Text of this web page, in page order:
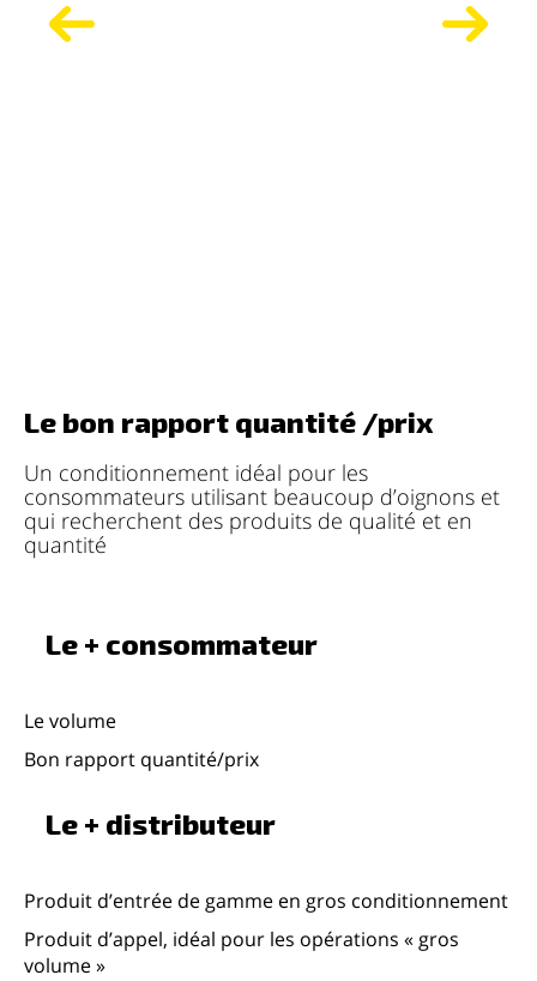
Le bon rapport quantité /prix
Un conditionnement idéal pour les
consommateurs utilisant beaucoup d’oignons et
qui recherchent des produits de qualité et en
quantité
Le + consommateur
Le volume
Bon rapport quantité/prix
Le + distributeur
Produit d’entrée de gamme en gros conditionnement
Produit d’appel, idéal pour les opérations « gros
volume »